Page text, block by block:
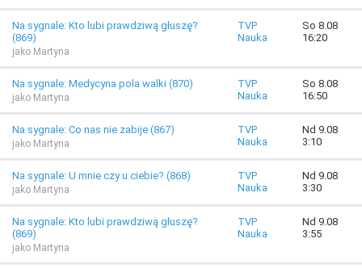
Na sygnale: Kto lubi prawdziwą głuszę?
(869)
jako Martyna
TVP
Nauka
So 8.08
16:20
Na sygnale: Medycyna pola walki (870)
jako Martyna
TVP
Nauka
So 8.08
16:50
Na sygnale: Co nas nie zabije (867)
jako Martyna
TVP
Nauka
Nd 9.08
3:10
Na sygnale: U mnie czy u ciebie? (868)
jako Martyna
TVP
Nauka
Nd 9.08
3:30
Na sygnale: Kto lubi prawdziwą głuszę?
(869)
jako Martyna
TVP
Nauka
Nd 9.08
3:55